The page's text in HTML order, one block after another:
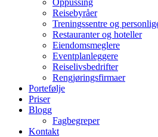
Oppussing
Reisebyråer
Treningssentre og
Restauranter og hoteller
Eiendomsmeglere
Eventplanleggere
Reiselivsbedrifter
Rengjøringsfirmaer
Portefølje
Priser
Blogg
Fagbegreper
Kontakt